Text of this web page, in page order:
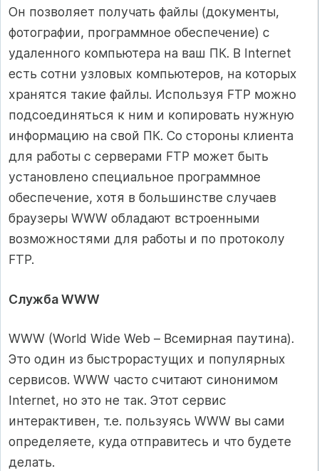
Он позволяет получать файлы (документы,
фотографии, программное обеспечение) с
удаленного компьютера на ваш ПК. В Internet
есть сотни узловых компьютеров, на которых
хранятся такие файлы. Используя FTP можно
подсоединяться к ним и копировать нужную
информацию на свой ПК. Со стороны клиента
для работы с серверами FTP может быть
установлено специальное программное
обеспечение, хотя в большинстве случаев
браузеры WWW обладают встроенными
возможностями для работы и по протоколу
FTP.
Служба WWW
WWW (World Wide Web – Всемирная паутина).
Это один из быстрорастущих и популярных
сервисов. WWW часто считают синонимом
Internet, но это не так. Этот сервис
интерактивен, т.е. пользуясь WWW вы сами
определяете, куда отправитесь и что будете
делать.